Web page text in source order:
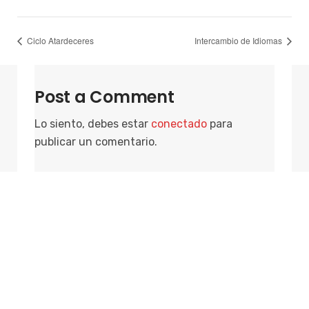
Ciclo Atardeceres Intercambio de Idiomas
Post a Comment
Lo siento, debes estar conectado para
publicar un comentario.